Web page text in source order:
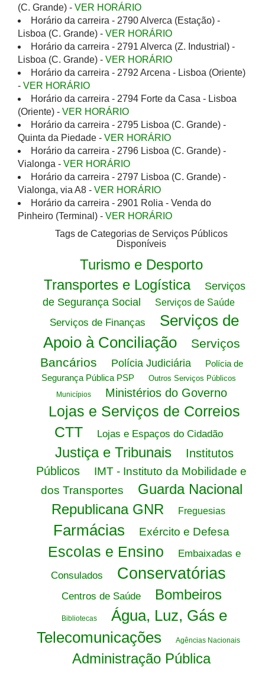
(C. Grande) - VER HORÁRIO
Horário da carreira - 2790 Alverca (Estação) -
Lisboa (C. Grande) - VER HORÁRIO
Horário da carreira - 2791 Alverca (Z. Industrial) -
Lisboa (C. Grande) - VER HORÁRIO
Horário da carreira - 2792 Arcena - Lisboa (Oriente)
- VER HORÁRIO
Horário da carreira - 2794 Forte da Casa - Lisboa
(Oriente) - VER HORÁRIO
Horário da carreira - 2795 Lisboa (C. Grande) -
Quinta da Piedade - VER HORÁRIO
Horário da carreira - 2796 Lisboa (C. Grande) -
Vialonga - VER HORÁRIO
Horário da carreira - 2797 Lisboa (C. Grande) -
Vialonga, via A8 - VER HORÁRIO
Horário da carreira - 2901 Rolia - Venda do
Pinheiro (Terminal) - VER HORÁRIO
Tags de Categorias de Serviços Públicos
Disponíveis
Turismo e Desporto
Transportes e Logística
Serviços
de Segurança Social
Serviços de Saúde
Serviços de Finanças
Serviços de
Apoio à Conciliação
Serviços
Bancários
Polícia Judiciária
Polícia de
Segurança Pública PSP
Outros Serviços Públicos
Municípios Ministérios do Governo
Lojas e Serviços de Correios
CTT
Lojas e Espaços do Cidadão
Justiça e Tribunais
Institutos
Públicos
IMT - Instituto da Mobilidade e
dos Transportes
Guarda Nacional
Republicana GNR
Freguesias
Farmácias Exército e Defesa
Escolas e Ensino
Embaixadas e
Consulados
Conservatórias
Centros de Saúde Bombeiros
Bibliotecas
Água, Luz, Gás e
Telecomunicações
Agências Nacionais
Administração Pública